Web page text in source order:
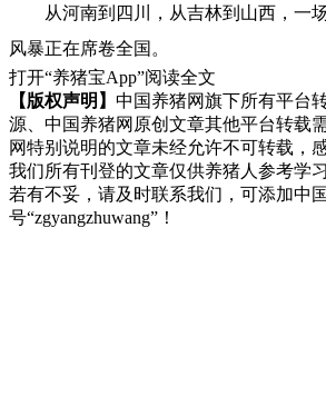
从河南到四川，从吉林到山西，一
风暴正在席卷全国。
打开“养猪宝App”阅读全文
【版权声明】 中国养猪网旗下所有平台
源、中国养猪网原创文章其他平台转载
网特别说明的文章未经允许不可转载，
我们所有刊登的文章仅供养猪人参考学
若有不妥，请及时联系我们，可添加中
号“zgyangzhuwang”！